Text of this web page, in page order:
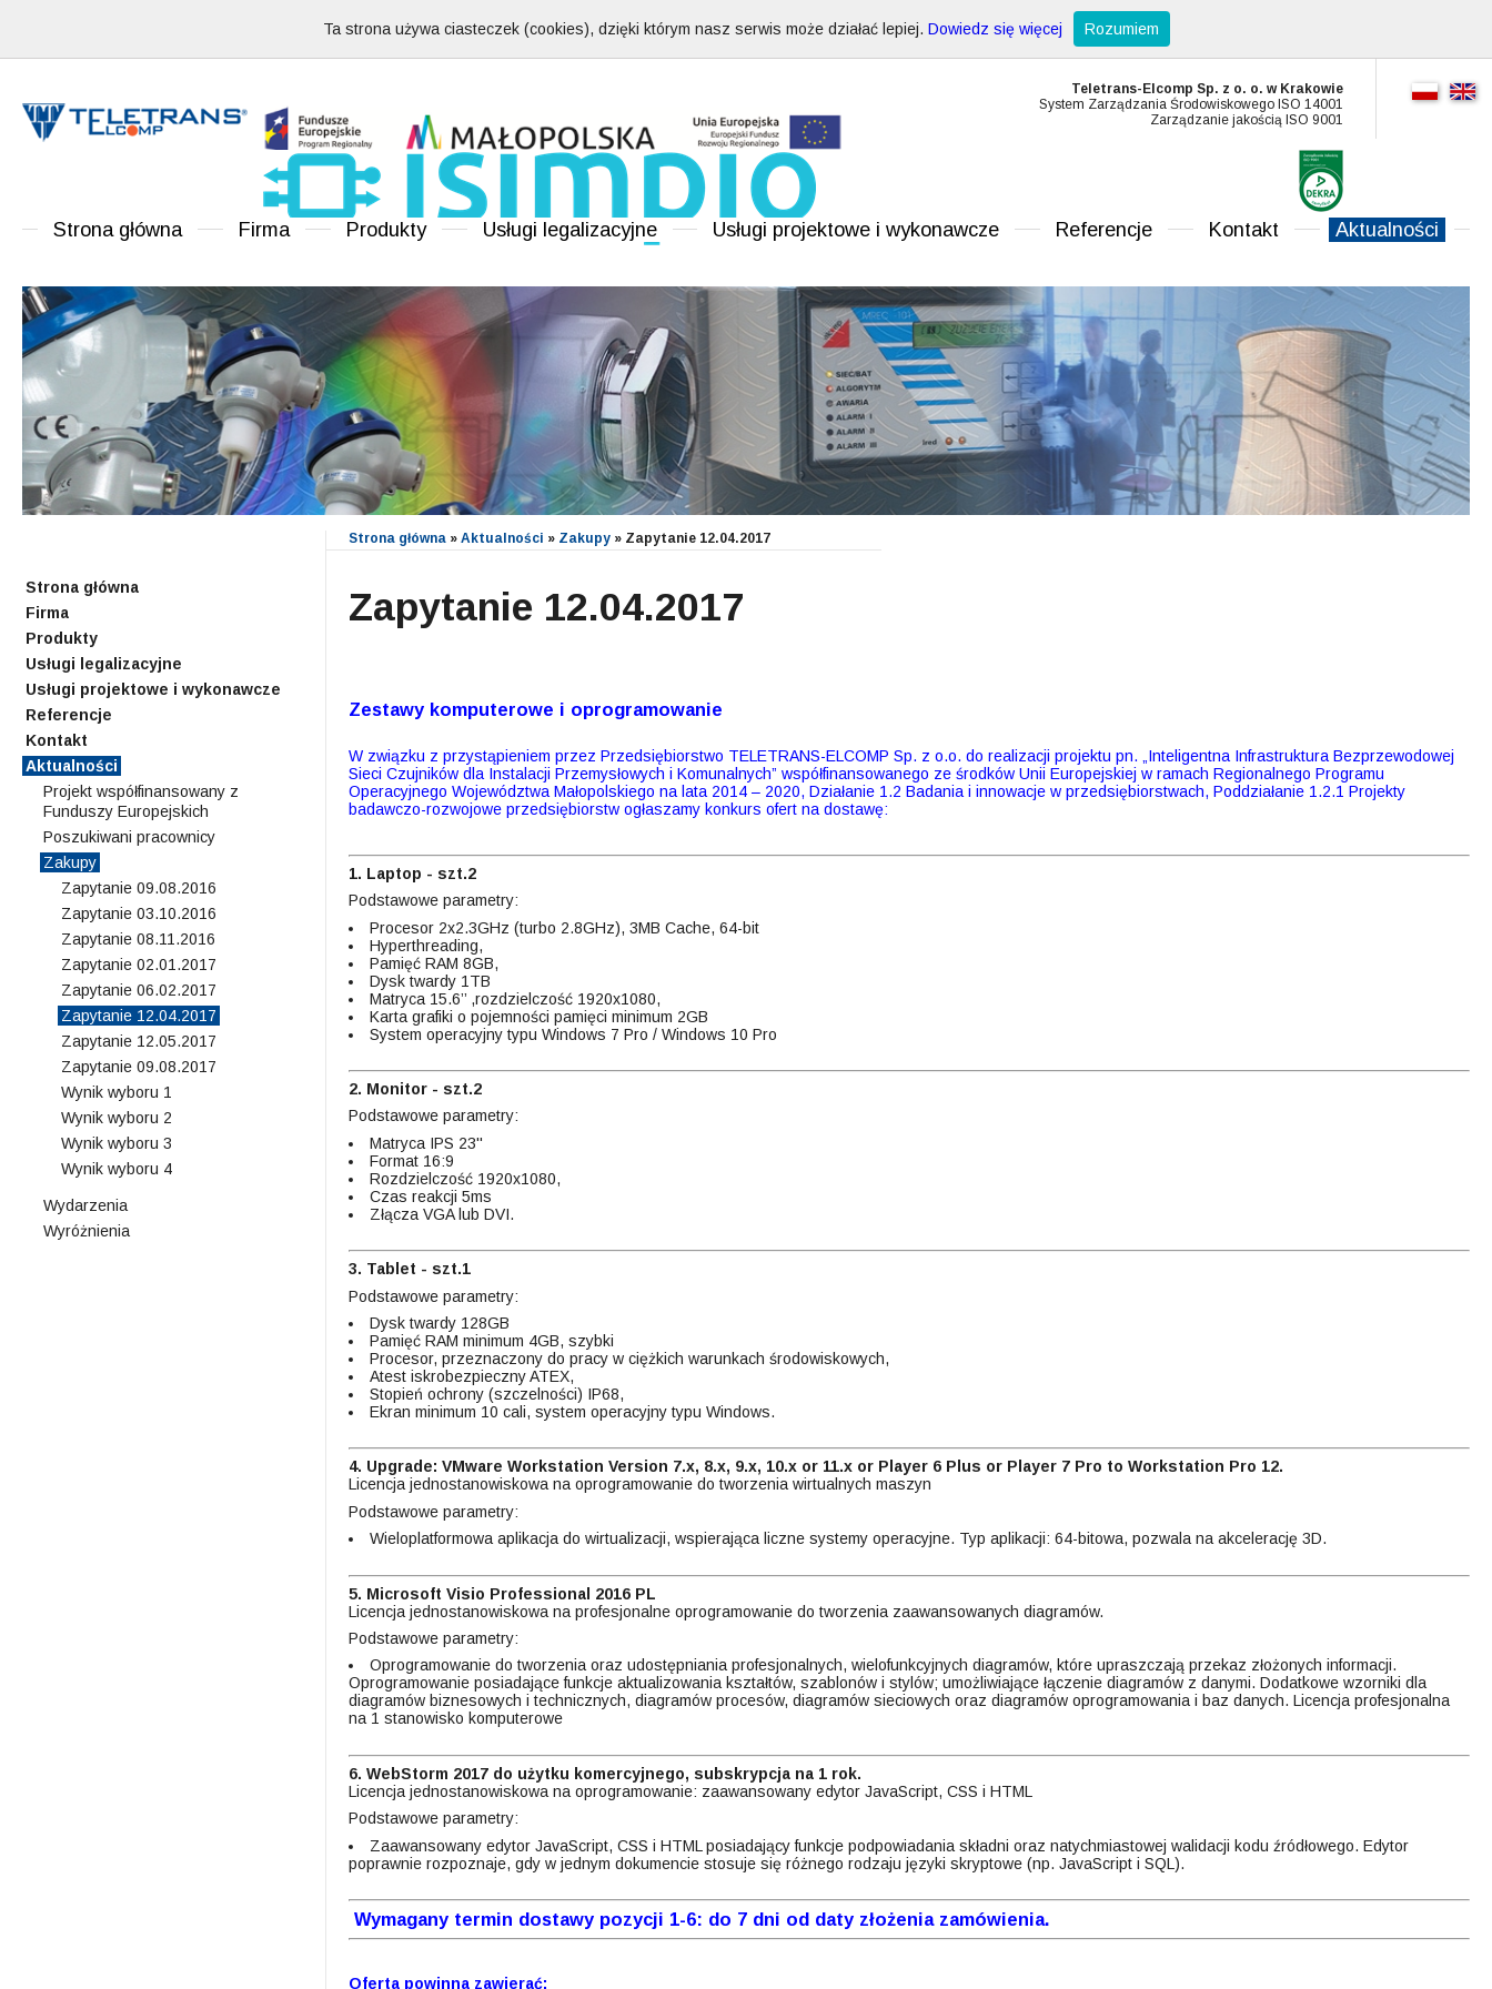
Ta strona używa ciasteczek (cookies), dzięki którym nasz serwis może działać lepiej. Dowiedz się więcej Rozumiem
Strona główna Firma Produkty Usługi legalizacyjne Usługi projektowe i wykonawcze Referencje Kontakt Aktualności
Teletrans-Elcomp Sp. z o. o. w Krakowie
System Zarządzania Środowiskowego ISO 14001
Zarządzanie jakością ISO 9001
Strona główna
Firma
Produkty
Usługi legalizacyjne
Usługi projektowe i wykonawcze
Referencje
Kontakt
Aktualności
Projekt współfinansowany z
Funduszy Europejskich
Poszukiwani pracownicy
Zakupy
Zapytanie 09.08.2016
Zapytanie 03.10.2016
Zapytanie 08.11.2016
Zapytanie 02.01.2017
Zapytanie 06.02.2017
Zapytanie 12.04.2017
Zapytanie 12.05.2017
Zapytanie 09.08.2017
Wynik wyboru 1
Wynik wyboru 2
Wynik wyboru 3
Wynik wyboru 4
Wydarzenia
Wyróżnienia
Strona główna » Aktualności » Zakupy » Zapytanie 12.04.2017
Zapytanie 12.04.2017
Zestawy komputerowe i oprogramowanie
W związku z przystąpieniem przez Przedsiębiorstwo TELETRANS-ELCOMP Sp. z o.o. do realizacji projektu pn. „Inteligentna Infrastruktura Bezprzewodowej
Sieci Czujników dla Instalacji Przemysłowych i Komunalnych” współfinansowanego ze środków Unii Europejskiej w ramach Regionalnego Programu
Operacyjnego Województwa Małopolskiego na lata 2014 – 2020, Działanie 1.2 Badania i innowacje w przedsiębiorstwach, Poddziałanie 1.2.1 Projekty
badawczo-rozwojowe przedsiębiorstw ogłaszamy konkurs ofert na dostawę:
1. Laptop - szt.2
Podstawowe parametry:
Procesor 2x2.3GHz (turbo 2.8GHz), 3MB Cache, 64-bit
Hyperthreading,
Pamięć RAM 8GB,
Dysk twardy 1TB
Matryca 15.6’’ ,rozdzielczość 1920x1080,
Karta grafiki o pojemności pamięci minimum 2GB
System operacyjny typu Windows 7 Pro / Windows 10 Pro
2. Monitor - szt.2
Podstawowe parametry:
Matryca IPS 23''
Format 16:9
Rozdzielczość 1920x1080,
Czas reakcji 5ms
Złącza VGA lub DVI.
3. Tablet - szt.1
Podstawowe parametry:
Dysk twardy 128GB
Pamięć RAM minimum 4GB, szybki
Procesor, przeznaczony do pracy w ciężkich warunkach środowiskowych,
Atest iskrobezpieczny ATEX,
Stopień ochrony (szczelności) IP68,
Ekran minimum 10 cali, system operacyjny typu Windows.
4. Upgrade: VMware Workstation Version 7.x, 8.x, 9.x, 10.x or 11.x or Player 6 Plus or Player 7 Pro to Workstation Pro 12.
Licencja jednostanowiskowa na oprogramowanie do tworzenia wirtualnych maszyn
Podstawowe parametry:
Wieloplatformowa aplikacja do wirtualizacji, wspierająca liczne systemy operacyjne. Typ aplikacji: 64-bitowa, pozwala na akcelerację 3D.
5. Microsoft Visio Professional 2016 PL
Licencja jednostanowiskowa na profesjonalne oprogramowanie do tworzenia zaawansowanych diagramów.
Podstawowe parametry:
Oprogramowanie do tworzenia oraz udostępniania profesjonalnych, wielofunkcyjnych diagramów, które upraszczają przekaz złożonych informacji.
Oprogramowanie posiadające funkcje aktualizowania kształtów, szablonów i stylów; umożliwiające łączenie diagramów z danymi. Dodatkowe wzorniki dla
diagramów biznesowych i technicznych, diagramów procesów, diagramów sieciowych oraz diagramów oprogramowania i baz danych. Licencja profesjonalna
na 1 stanowisko komputerowe
6. WebStorm 2017 do użytku komercyjnego, subskrypcja na 1 rok.
Licencja jednostanowiskowa na oprogramowanie: zaawansowany edytor JavaScript, CSS i HTML
Podstawowe parametry:
Zaawansowany edytor JavaScript, CSS i HTML posiadający funkcje podpowiadania składni oraz natychmiastowej walidacji kodu źródłowego. Edytor
poprawnie rozpoznaje, gdy w jednym dokumencie stosuje się różnego rodzaju języki skryptowe (np. JavaScript i SQL).
Wymagany termin dostawy pozycji 1-6: do 7 dni od daty złożenia zamówienia.
Oferta powinna zawierać: